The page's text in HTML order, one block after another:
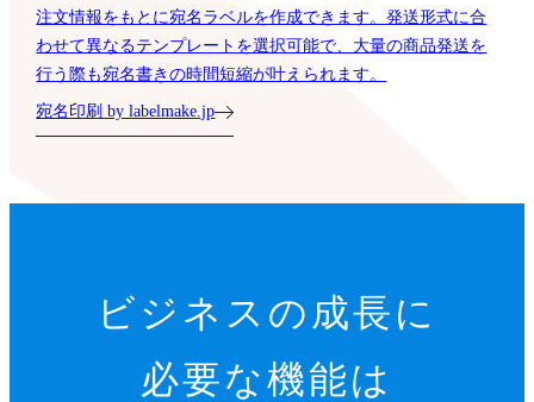
注文情報をもとに宛名ラベルを作成できます。発送形式に合
わせて異なるテンプレートを選択可能で、大量の商品発送を
行う際も宛名書きの時間短縮が叶えられます。
宛名印刷 by labelmake.jp
ビジネスの成長に
必要な機能は